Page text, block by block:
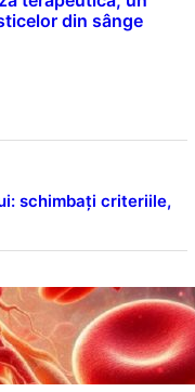
din sânge
schimbați criteriile,
și Interacțiuni